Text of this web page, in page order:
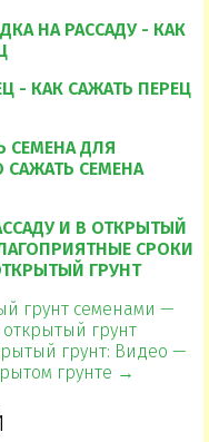
НА РАССАДУ - КАК
- КАК САЖАТЬ ПЕРЕЦ
СЕМЕНА ДЛЯ
САЖАТЬ СЕМЕНА
И В ОТКРЫТЫЙ
СРОКИ
ГРУНТ
грунт семенами —
открытый грунт
грунт: Видео —
грунте →